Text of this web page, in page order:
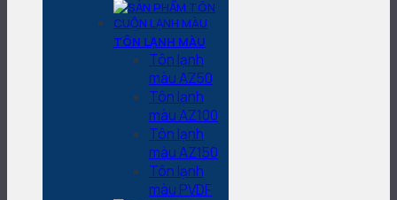
TÔN LẠNH MÀU
Tôn lạnh
màu AZ50
Tôn lạnh
màu AZ100
Tôn lạnh
màu AZ150
Tôn lạnh
màu PVDF